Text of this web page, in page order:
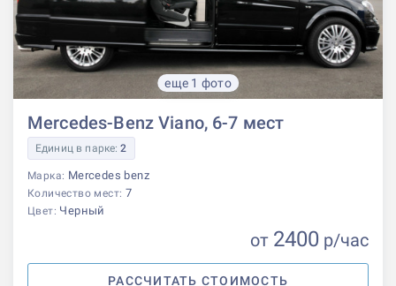
еще 1 фото
Mercedes-Benz Viano, 6-7 мест
Единиц в парке:2
Марка: Mercedes benz
Количество мест: 7
Цвет: Черный
от 2400 р/час
РАССЧИТАТЬ СТОИМОСТЬ